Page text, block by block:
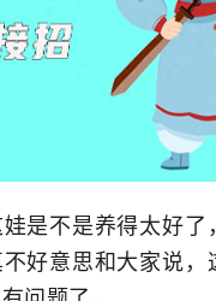
是不是养得太好
好意思和大家说